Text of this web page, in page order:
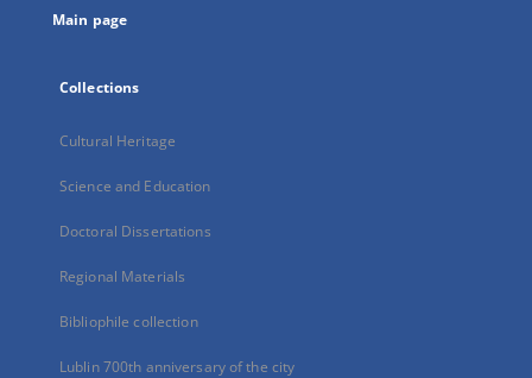
Main page
Collections
Cultural Heritage
Science and Education
Doctoral Dissertations
Regional Materials
Bibliophile collection
Lublin 700th anniversary of the city